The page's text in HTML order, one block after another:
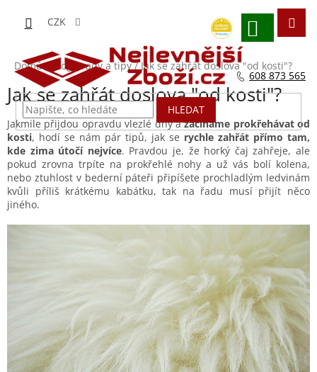
obsah
CZK
HLEDAT
NÁKUPNÍ
KOŠÍK
Domů / Blog - rady a tipy / Jak se zahřát doslova "od kosti"?
Jak se zahřát doslova "od kosti"?
Jakmile přijdou opravdu vlezlé dny azačínáme prokřehávat od
kosti, hodí se nám pár tipů, jak se rychle zahřát přímo tam,
kde zima útočí nejvíce. Pravdou je, že horký čaj zahřeje, ale
pokud zrovna trpíte na prokřehlé nohy a už vás bolí kolena,
nebo ztuhlost v bederní páteři připíšete prochladlým ledvinám
kvůli příliš krátkému kabátku, tak na řadu musí přijít něco
jiného.
608 873 565